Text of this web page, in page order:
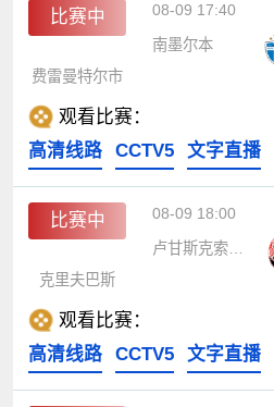
比赛中 08-09 17:40
南墨尔本
费雷曼特尔市
观看比赛：
高清线路
CCTV5 文字直播
比赛中 08-09 18:00
卢甘斯克索尔亚
克里夫巴斯
观看比赛：
高清线路
CCTV5 文字直播